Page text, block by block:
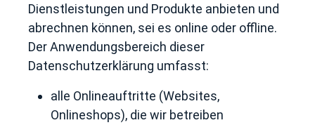
Dienstleistungen und Produkte anbieten und
abrechnen können, sei es online oder offline.
Der Anwendungsbereich dieser
Datenschutzerklärung umfasst:
alle Onlineauftritte (Websites,
Onlineshops), die wir betreiben